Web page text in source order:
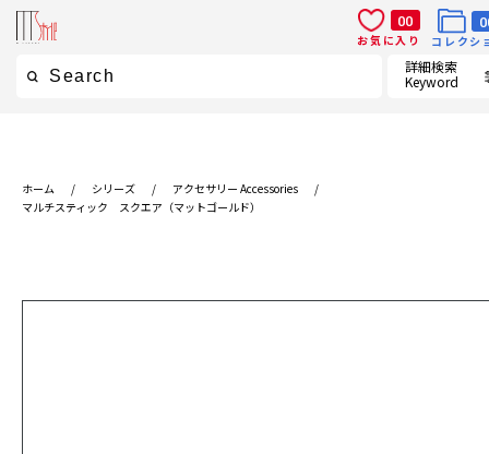
詳細検索
Keyword
00
お気に入り
コレクシ
ホーム / シリーズ / アクセサリー Accessories
/
マルチスティック スクエア（マットゴールド）